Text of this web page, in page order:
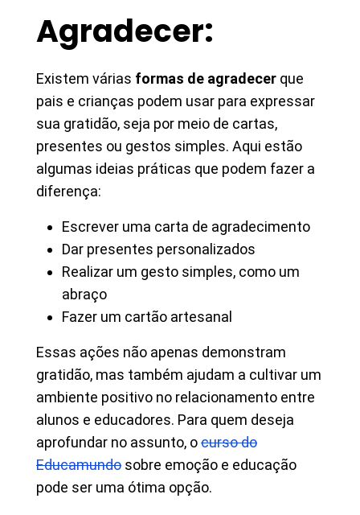
Agradecer:
Existem várias formas de agradecer que
pais e crianças podem usar para expressar
sua gratidão, seja por meio de cartas,
presentes ou gestos simples. Aqui estão
algumas ideias práticas que podem fazer a
diferença:
Escrever uma carta de agradecimento
Dar presentes personalizados
Realizar um gesto simples, como um
abraço
Fazer um cartão artesanal
Essas ações não apenas demonstram
gratidão, mas também ajudam a cultivar um
ambiente positivo no relacionamento entre
alunos e educadores. Para quem deseja
aprofundar no assunto, ocurso do
Educamundo sobre emoção e educação
pode ser uma ótima opção.